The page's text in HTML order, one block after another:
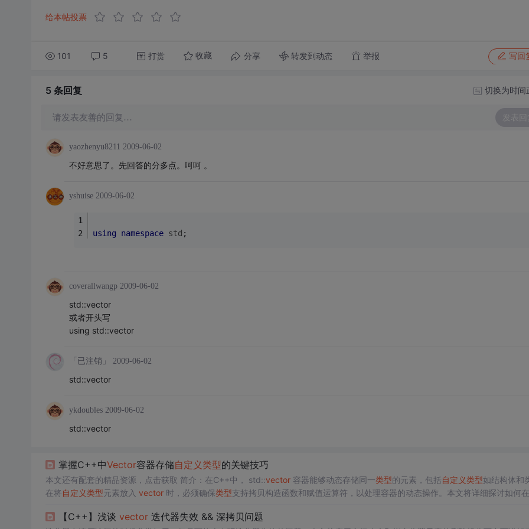
给本帖投票
101 5 打赏 收藏 分享 转发到动态 举报 写回
5 条回复 切换为时间
请发表友善的回复… 发表回
yaozhenyu8211 2009-06-02
不好意思了。先回答的分多点。呵呵 。
yshuise 2009-06-02
using namespace std ;
coverallwangp 2009-06-02
std::vector
或者开头写
using std::vector
「已注销」 2009-06-02
std::vector
ykdoubles 2009-06-02
std::vector
掌握C++中Vector容器存储自定义类型的关键技巧
本文还有配套的精品资源，点击获取 简介：在C++中， std::vector 容器能够动态存储同一类型的元素，包括自定义类型如结构体和
在将自定义类型元素放入 vector 时，必须确保类型支持拷贝构造函数和赋值运算符，以处理容器的动态操作。本文将详细探讨如何在
【C++】浅谈 vector迭代器失效 && 深拷贝问题